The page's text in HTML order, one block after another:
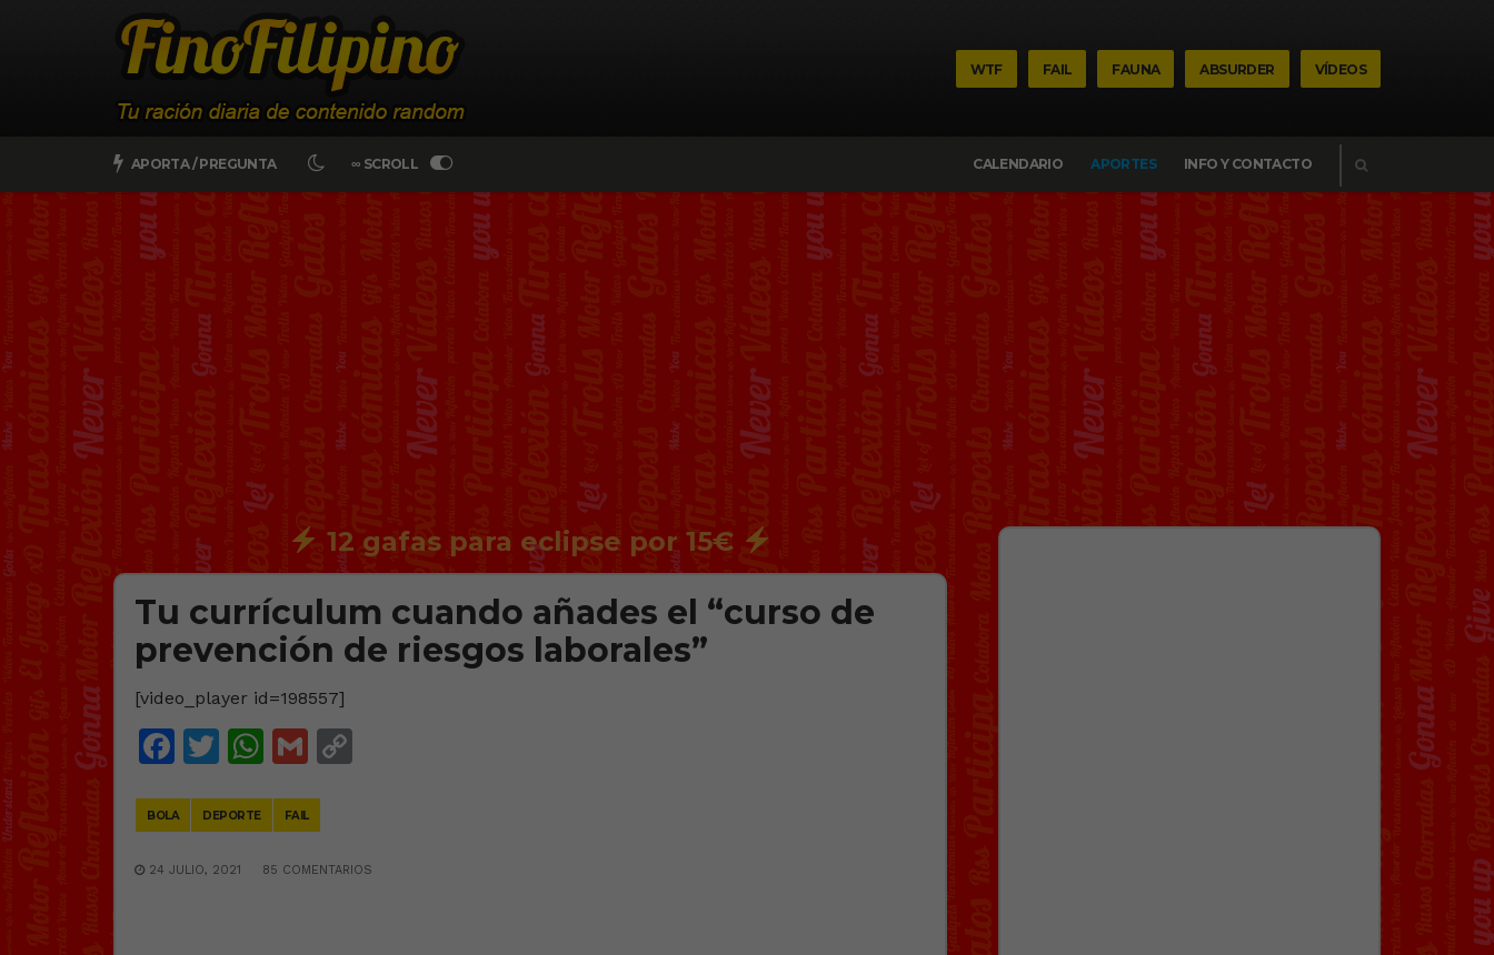
WTF FAIL FAUNA ABSURDER VÍDEOS
APORTA / PREGUNTA ∞ SCROLL
BUSCAR
CALENDARIO
APORTES INFO Y CONTACTO
12 gafas para eclipse por 15€
Tu currículum cuando añades el “curso de
prevención de riesgos laborales”
[video_player id=198557]
Facebook
Twitter
WhatsApp
Gmail
BOLA DEPORTE FAIL
24 JULIO, 2021 85 COMENTARIOS